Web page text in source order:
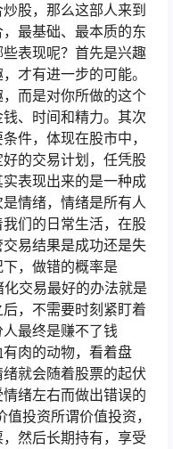
股，那么这部人来到
最基础、最本质的东
表现呢？首先是兴趣
才有进一步的可能。
而是对你所做的这个
、时间和精力。其次
件，体现在股市中，
的交易计划，任凭股
表现出来的是一种成
情绪，情绪是所有人
们的日常生活，在股
易结果是成功还是失
，做错的概率是
交易最好的办法就是
，不需要时刻紧盯着
最终是赚不了钱
肉的动物，看着盘
就会随着股票的起伏
绪左右而做出错误的
投资所谓价值投资，
然后长期持有，享受